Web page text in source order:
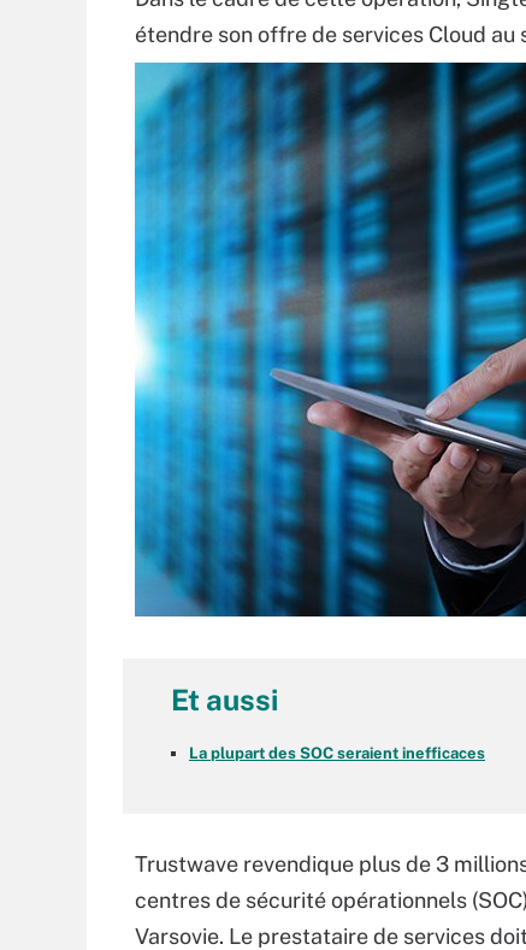
étendre son offre de services Cloud au
Et aussi
La plupart des SOC seraient inefficaces
Trustwave revendique plus de 3
centres de sécurité opérationnels
Varsovie. Le prestataire de services